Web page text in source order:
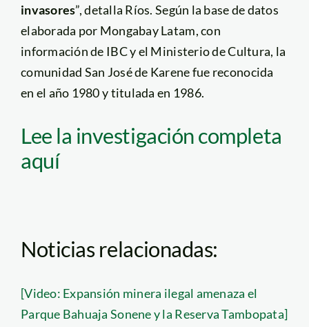
invasores”, detalla Ríos. Según la base de datos
elaborada por Mongabay Latam, con
información de IBC y el Ministerio de Cultura, la
comunidad San José de Karene fue reconocida
en el año 1980 y titulada en 1986.
Lee la investigación completa
aquí
Noticias relacionadas:
[Video: Expansión minera ilegal amenaza el
Parque Bahuaja Sonene y la Reserva Tambopata]